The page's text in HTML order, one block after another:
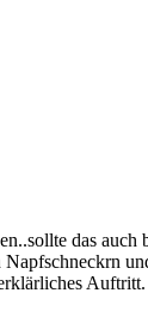
das auch
Auftritt.